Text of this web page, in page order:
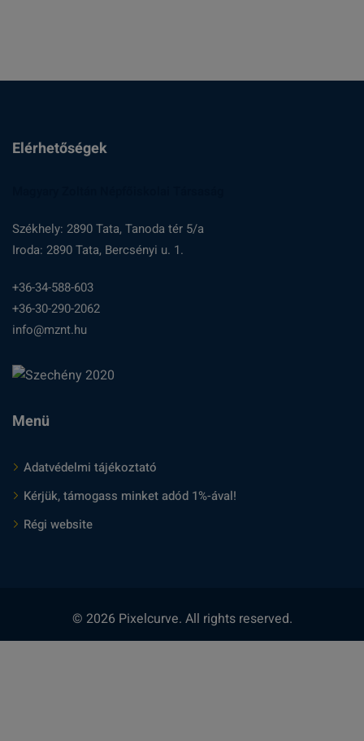
Elérhetőségek
Székhely: 2890 Tata, Tanoda tér 5/a
Iroda: 2890 Tata, Bercsényi u. 1.
+36-34-588-603
+36-30-290-2062
info@mznt.hu
Menü
Adatvédelmi tájékoztató
Kérjük, támogass minket adód 1%-ával!
Régi website
© 2026 Pixelcurve. All rights reserved.